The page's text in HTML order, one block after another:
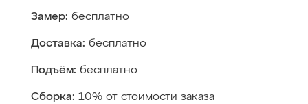
Замер: бесплатно
Доставка: бесплатно
Подъём: бесплатно
Сборка: 10% от стоимости заказа